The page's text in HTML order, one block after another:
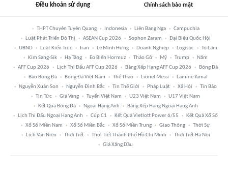
Điều khoản sử dụng Chính sách bảo mật
THPT Chuyên Tuyên Quang Indonesia Liên Bang Nga
Campuchia
Luật Phát Triển Đô Thị
ASEAN Cup 2026 Sophon Zaram
Đại Biểu Quốc Hội
UBND
Luật Kiến Trúc Iran Lê Minh Hưng Doanh Nghiệp Logistic
Tô Lâm
Kim Sang-Sik
Hạ Tầng Eo Biển Hormuz Tháo Gỡ Mỹ Trump
Năm
AFF Cup 2026
Lịch Thi Đấu AFF Cup 2026 Bảng Xếp Hạng AFF Cup 2026
Bóng Đá
Báo Bóng Đá
Bóng Đá Việt Nam Thể Thao Lionel Messi
Lamine Yamal
Nguyễn Xuân Son
Nguyễn Đình Bắc Tin Thế Giới Pháp Luật Xã Hội
Tin Bão
Tin Tức
Giá Vàng Tuyển Việt Nam U23 Việt Nam
U17 Việt Nam
Kết Quả Bóng Đá
Ngoại Hạng Anh
Bảng Xếp Hạng Ngoại Hạng Anh
Lịch Thi Đấu Ngoại Hạng Anh
Cúp C1 Kết Quả Vietlott Power 6/55
Kết Quả Xổ Số
Xổ Số Miền Nam
Xổ Số Miền Bắc Xổ Số Miền Trung Giao Thông
Thời Sự
Lịch Vạn Niên
Thời Tiết Thời Tiết Thành Phố Hồ Chí Minh
Thời Tiết Hà Nội
Giá Xăng Dầu